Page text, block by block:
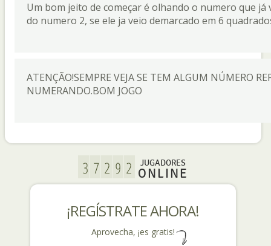
Um bom jeito de começar é olhando o numero que
do numero 2, se ele ja veio demarcado em 6
ATENÇÃO!SEMPRE VEJA SE TEM ALGUM NÚMERO
NUMERANDO.BOM JOGO
JUGADORES
ONLINE
¡REGÍSTRATE AHORA!
Aprovecha, ¡es gratis!